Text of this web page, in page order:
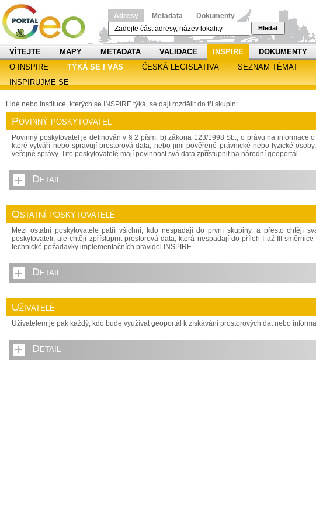
Adresy Metadata Dokumenty
Hledat
VÍTEJTE MAPY METADATA VALIDACE INSPIRE DOKUMENTY
O INSPIRE
TÝKÁ SE I VÁS ČESKÁ LEGISLATIVA SEZNAM TÉMAT
INSPIRUJME SE
Lidé nebo instituce, kterých se INSPIRE týká, se dají rozdělit do tří skupin:
Povinný poskytovatel
Povinný poskytovatel je definován v § 2 písm. b) zákona 123/1998 Sb., o právu na informace
které vytváří nebo spravují prostorová data, nebo jimi pověřené právnické nebo fyzické
veřejné správy. Tito poskytovatelé mají povinnost svá data zpřístupnit na národní geoportál.
Detail
Ostatní poskytovatelé
Mezi ostatní poskytovatele patří všichni, kdo nespadají do první skupiny, a přesto chtějí
poskytovateli, ale chtějí zpřístupnit prostorová data, která nespadají do příloh I až III
technické požadavky implementačních pravidel INSPIRE.
Detail
Uživatelé
Uživatelem je pak každý, kdo bude využívat geoportál k získávání prostorových dat nebo
Detail